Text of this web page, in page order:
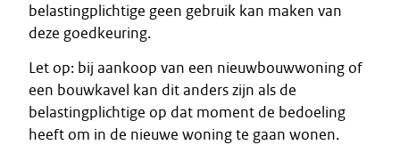
belastingplichtige geen gebruik kan maken van
deze goedkeuring.
Let op: bij aankoop van een nieuwbouwwoning of
een bouwkavel kan dit anders zijn als de
belastingplichtige op dat moment de bedoeling
heeft om in de nieuwe woning te gaan wonen.